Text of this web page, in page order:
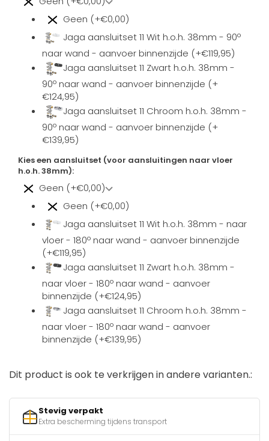
Geen (+€0,00)
Jaga aansluitset 11 Wit h.o.h. 38mm - 90º
naar wand - aanvoer binnenzijde (+€119,95)
Jaga aansluitset 11 Zwart h.o.h. 38mm -
90º naar wand - aanvoer binnenzijde (+
€124,95)
Jaga aansluitset 11 Chroom h.o.h. 38mm -
90º naar wand - aanvoer binnenzijde (+
€139,95)
Kies een aansluitset (voor aansluitingen naar vloer
h.o.h. 38mm):
Geen (+€0,00)
Geen (+€0,00)
Jaga aansluitset 11 Wit h.o.h. 38mm - naar
vloer - 180º naar wand - aanvoer binnenzijde
(+€119,95)
Jaga aansluitset 11 Zwart h.o.h. 38mm -
naar vloer - 180º naar wand - aanvoer
binnenzijde (+€124,95)
Jaga aansluitset 11 Chroom h.o.h. 38mm -
naar vloer - 180º naar wand - aanvoer
binnenzijde (+€139,95)
Dit product is ook te verkrijgen in andere varianten.:
Stevig verpakt
Extra bescherming tijdens transport